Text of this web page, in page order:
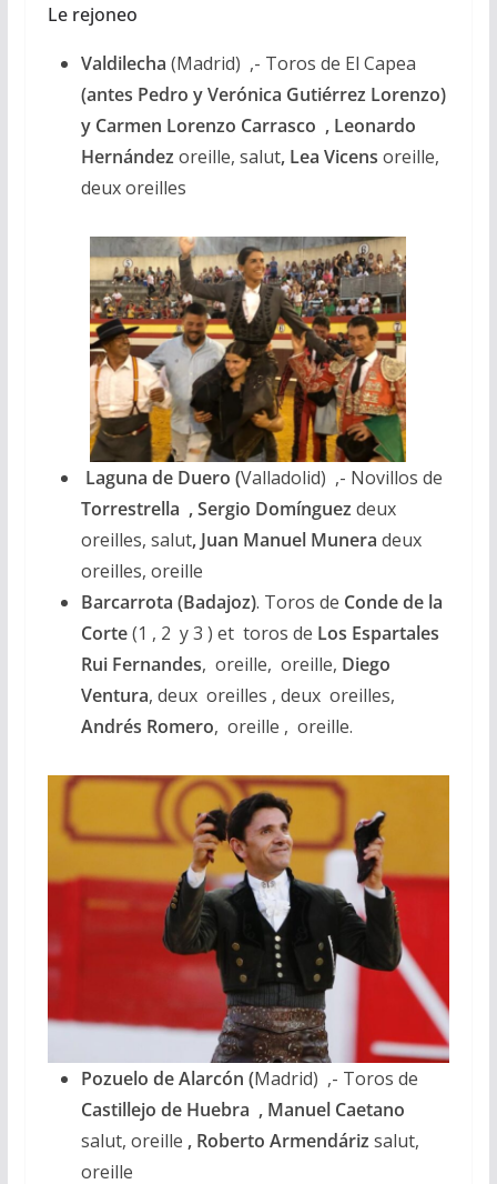
Le rejoneo
Valdilecha (Madrid) ,- Toros de El Capea
(antes Pedro y Verónica Gutiérrez Lorenzo)
y Carmen Lorenzo Carrasco , Leonardo
Hernández oreille, salut, Lea Vicens oreille,
deux oreilles
Laguna de Duero (Valladolid) ,- Novillos de
Torrestrella , Sergio Domínguez deux
oreilles, salut, Juan Manuel Munera deux
oreilles, oreille
Barcarrota (Badajoz). Toros de Conde de la
Corte(1 , 2 y 3 ) et toros de Los Espartales
Rui Fernandes, oreille, oreille, Diego
Ventura, deux oreilles , deux oreilles,
Andrés Romero, oreille , oreille.
Pozuelo de Alarcón (Madrid) ,- Toros de
Castillejo de Huebra , Manuel Caetano
salut, oreille , Roberto Armendáriz salut,
oreille